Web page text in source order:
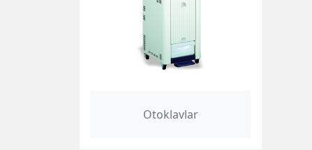
Otoklavlar